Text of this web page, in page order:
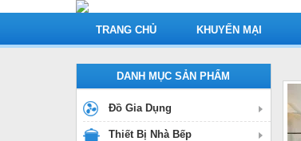
TRANG CHỦ KHUYẾN MẠI
DANH MỤC SẢN PHẨM
Đồ Gia Dụng
Thiết Bị Nhà Bếp